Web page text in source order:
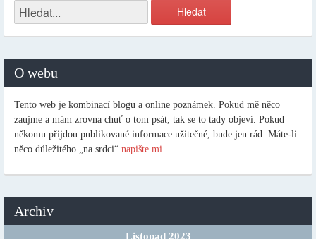
O webu
Tento web je kombinací blogu a online poznámek. Pokud mě něco
zaujme a mám zrovna chuť o tom psát, tak se to tady objeví. Pokud
někomu přijdou publikované informace užitečné, bude jen rád. Máte-li
něco důležitého „na srdci“ napište mi
Archiv
Listopad 2023